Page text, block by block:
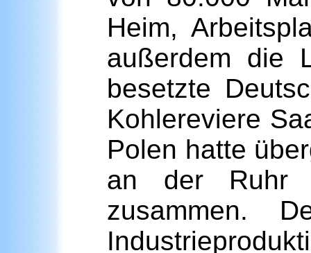
Heim,
außerdem die
besetzte
Kohlereviere
Polen hatte
an der Ruhr
zusammen.